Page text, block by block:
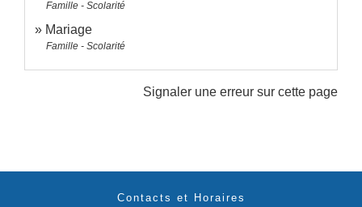
Famille - Scolarité
Mariage
Famille - Scolarité
Signaler une erreur sur cette page
Contacts et Horaires